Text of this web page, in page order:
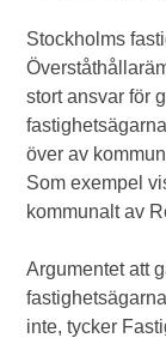
Stockholms
stort ansvar för
över av
Som exempel
kommunalt av
Argumentet att
inte, tycker